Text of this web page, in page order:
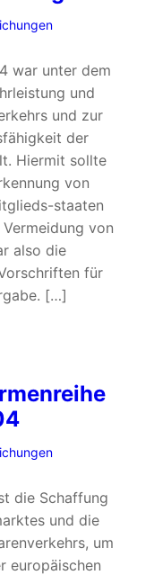
war unter dem
und
und zur
der
Hiermit sollte
von
staaten
von
also die
für
[…]
die Schaffung
und die
um
europäischen